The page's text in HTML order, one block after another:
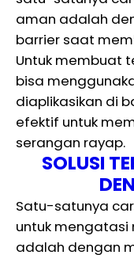
aman adalah
barrier saat
Untuk membuat
bisa
diaplikasikan di
efektif untuk
serangan rayap.
SOLUSI
Satu-satunya
untuk mengatasi
adalah dengan